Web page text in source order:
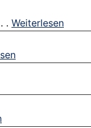
. Weiterlesen